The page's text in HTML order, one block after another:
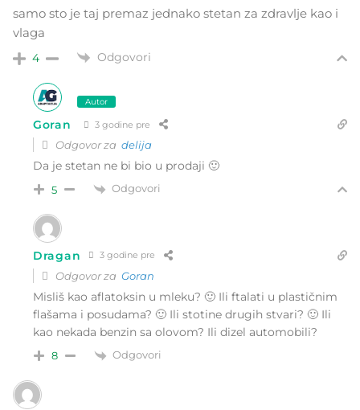
samo sto je taj premaz jednako stetan za zdravlje kao i
vlaga
4 Odgovori
Autor
Goran 3 godine pre
Odgovor za delija
Da je stetan ne bi bio u prodaji 🙂
5 Odgovori
Dragan 3 godine pre
Odgovor za Goran
Misliš kao aflatoksin u mleku? 🙂 Ili ftalati u plastičnim
flašama i posudama? 🙂 Ili stotine drugih stvari? 🙂 Ili
kao nekada benzin sa olovom? Ili dizel automobili?
8 Odgovori